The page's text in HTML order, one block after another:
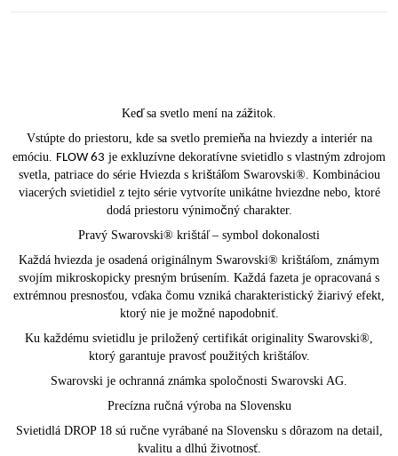
Keď sa svetlo mení na zážitok.
Vstúpte do priestoru, kde sa svetlo premieňa na hviezdy a interiér na
emóciu. FLOW 63 je exkluzívne dekoratívne svietidlo s vlastným zdrojom
svetla, patriace do série Hviezda s krištáľom Swarovski®. Kombináciou
viacerých svietidiel z tejto série vytvoríte unikátne hviezdne nebo, ktoré
dodá priestoru výnimočný charakter.
Pravý Swarovski® krištáľ – symbol dokonalosti
Každá hviezda je osadená originálnym Swarovski® krištáľom, známym
svojím mikroskopicky presným brúsením. Každá fazeta je opracovaná s
extrémnou presnosťou, vďaka čomu vzniká charakteristický žiarivý efekt,
ktorý nie je možné napodobniť.
Ku každému svietidlu je priložený certifikát originality Swarovski®,
ktorý garantuje pravosť použitých krištáľov.
Swarovski je ochranná známka spoločnosti Swarovski AG.
Precízna ručná výroba na Slovensku
Svietidlá DROP 18 sú ručne vyrábané na Slovensku s dôrazom na detail,
kvalitu a dlhú životnosť.